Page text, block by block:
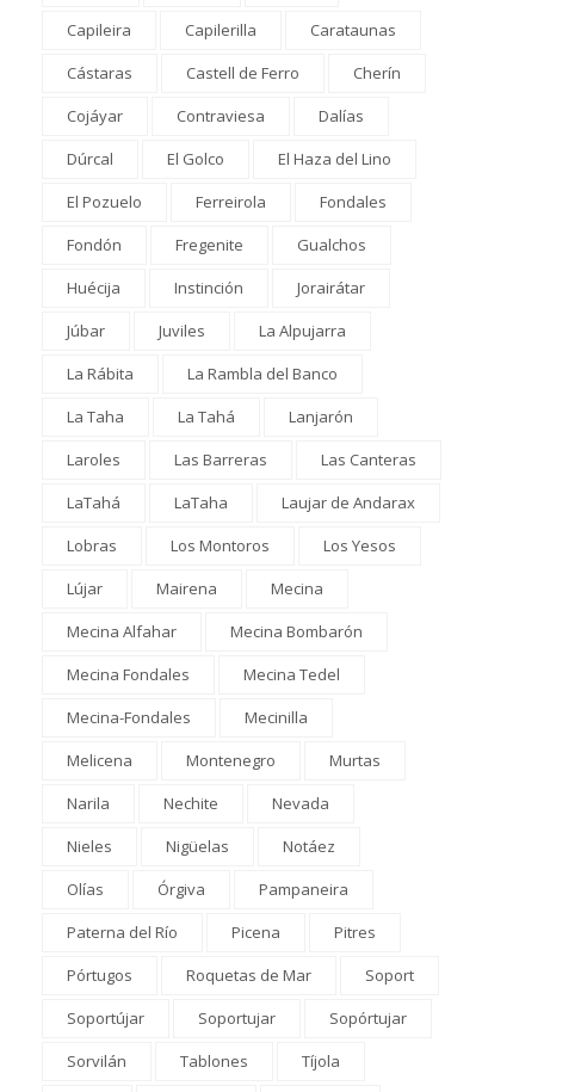
Capileira
Capilerilla
Carataunas
Cástaras
Castell de Ferro
Cherín
Cojáyar
Contraviesa
Dalías
Dúrcal
El Golco
El Haza del Lino
El Pozuelo
Ferreirola
Fondales
Fondón
Fregenite
Gualchos
Huécija
Instinción
Jorairátar
Júbar
Juviles
La Alpujarra
La Rábita
La Rambla del Banco
La Taha
La Tahá
Lanjarón
Laroles
Las Barreras
Las Canteras
LaTahá
LaTaha
Laujar de Andarax
Lobras
Los Montoros
Los Yesos
Lújar
Mairena
Mecina
Mecina Alfahar
Mecina Bombarón
Mecina Fondales
Mecina Tedel
Mecina-Fondales
Mecinilla
Melicena
Montenegro
Murtas
Narila
Nechite
Nevada
Nieles
Nigüelas
Notáez
Olías
Órgiva
Pampaneira
Paterna del Río
Picena
Pitres
Pórtugos
Roquetas de Mar
Soport
Soportújar
Soportujar
Sopórtujar
Sorvilán
Tablones
Tíjola